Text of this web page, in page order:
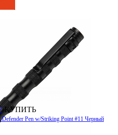
КУПИТЬ
Defender Pen w/Striking Point #11 Черный